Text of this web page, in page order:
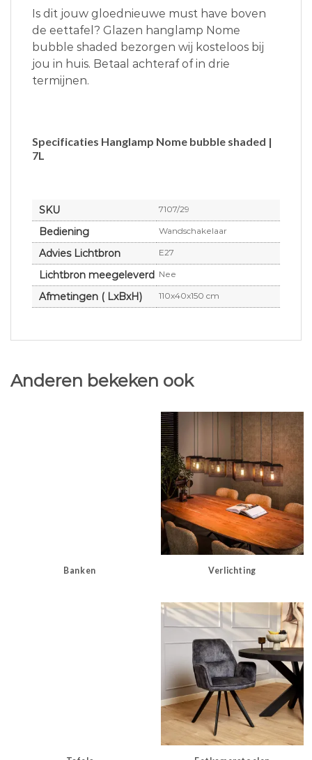
Is dit jouw gloednieuwe must have boven
de eettafel? Glazen hanglamp Nome
bubble shaded bezorgen wij kosteloos bij
jou in huis. Betaal achteraf of in drie
termijnen.
Specificaties Hanglamp Nome bubble shaded |
7L
SKU 7107/29
Bediening Wandschakelaar
Advies Lichtbron E27
Lichtbron meegeleverd Nee
Afmetingen ( LxBxH) 110x40x150 cm
Anderen bekeken ook
Banken Verlichting